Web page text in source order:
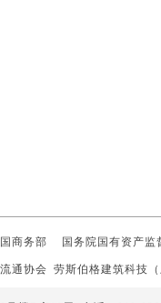
商务部 国务院 国有资产监
通协会 劳斯伯格建筑科技